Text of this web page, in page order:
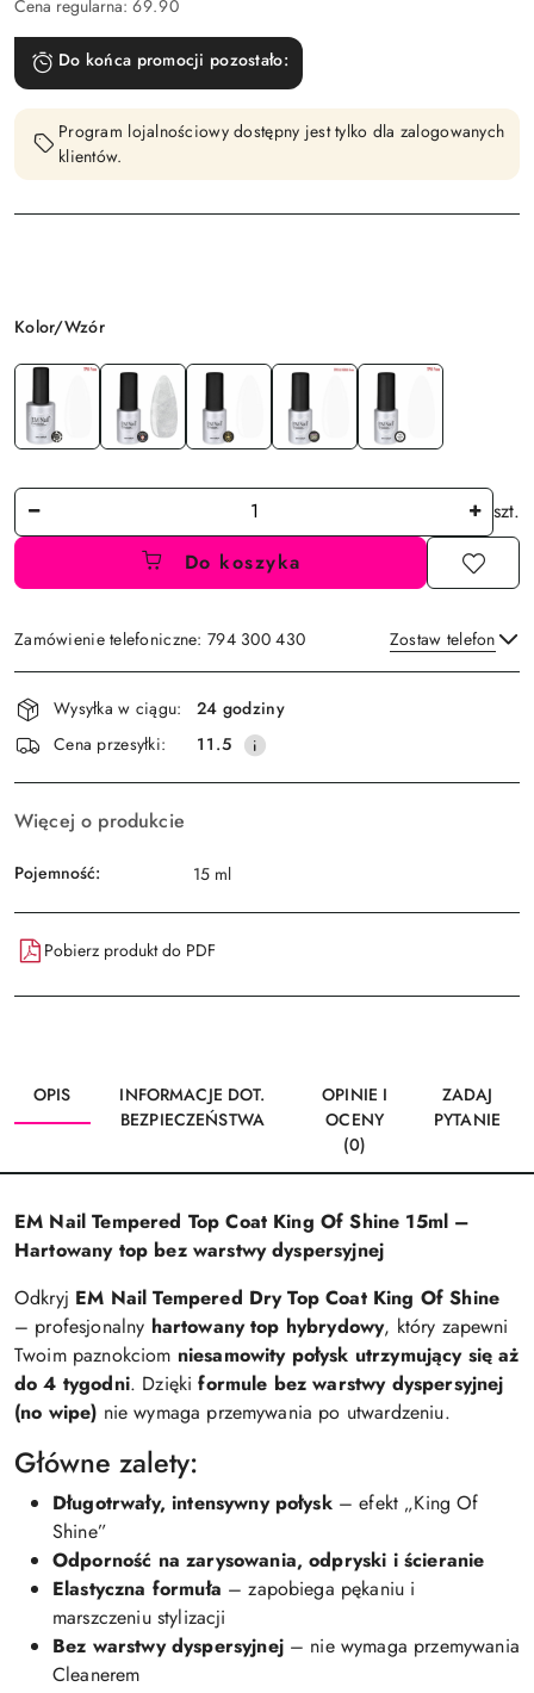
Cena regularna: 69.90
Do końca promocji pozostało:
Program lojalnościowy dostępny jest tylko dla zalogowanych
klientów.
Wariant
Kolor/Wzór
Ilość
szt.
Do koszyka
Zamówienie telefoniczne: 794 300 430 Zostaw telefon
Wyślij
Dostępność
i
dostawa
Wysyłka w ciągu:
24 godziny
Cena przesyłki:
11.5
Więcej o produkcie
Pojemność: 15 ml
Pobierz produkt do PDF
OPIS
INFORMACJE DOT.
BEZPIECZEŃSTWA
OPINIE I
OCENY
(0)
ZADAJ
PYTANIE
EM Nail Tempered Top Coat King Of Shine 15ml –
Hartowany top bez warstwy dyspersyjnej
Odkryj EM Nail Tempered Dry Top Coat King Of Shine
– profesjonalny hartowany top hybrydowy, który zapewni
Twoim paznokciom niesamowity połysk utrzymujący się aż
do 4 tygodni. Dziękiformule bez warstwy dyspersyjnej
(no wipe) nie wymaga przemywania po utwardzeniu.
Główne zalety:
Długotrwały, intensywny połysk– efekt „King Of
Shine”
Odporność na zarysowania, odpryski i ścieranie
Elastyczna formuła – zapobiega pękaniu i
marszczeniu stylizacji
Bez warstwy dyspersyjnej– nie wymaga przemywania
Cleanerem